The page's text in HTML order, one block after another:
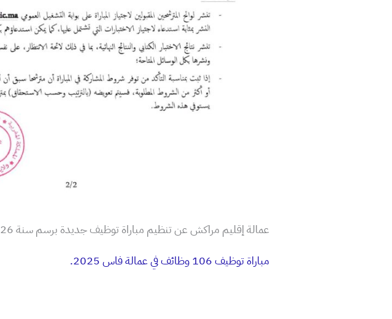
عمالة إقليم مراكش عن تنظيم مباراة توظيف جديدة برسم سنة 2026
مباراة توظيف 106 وظائف في عمالة فاس 2025.